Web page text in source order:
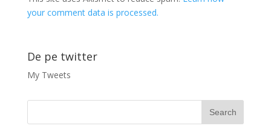
your comment data is processed.
De pe twitter
My Tweets